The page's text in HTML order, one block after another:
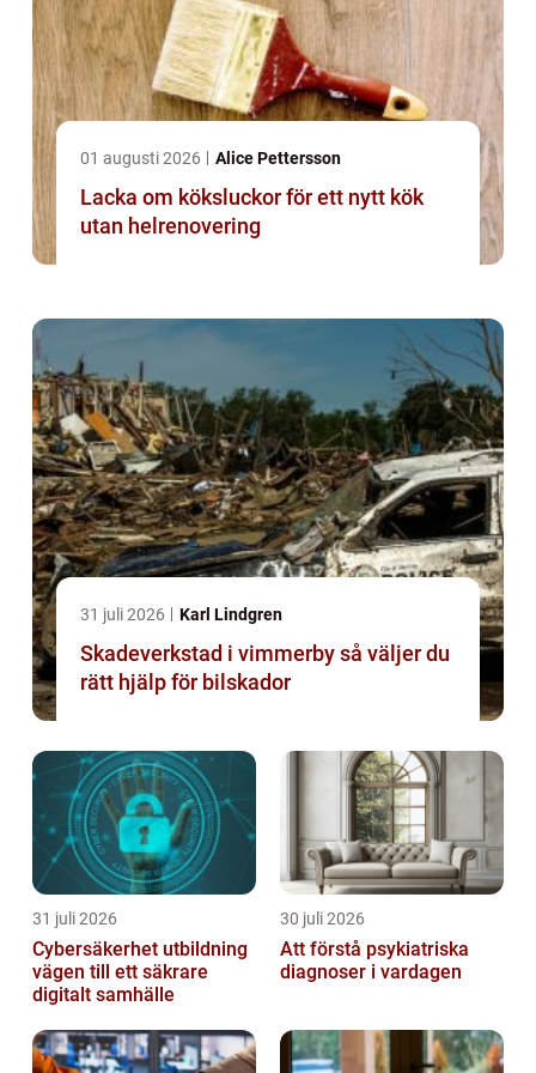
01 augusti 2026 Alice Pettersson
Lacka om köksluckor för ett nytt kök
utan helrenovering
31 juli 2026 Karl Lindgren
Skadeverkstad i vimmerby så väljer du
rätt hjälp för bilskador
31 juli 2026
Cybersäkerhet utbildning
vägen till ett säkrare
digitalt samhälle
30 juli 2026
Att förstå psykiatriska
diagnoser i vardagen